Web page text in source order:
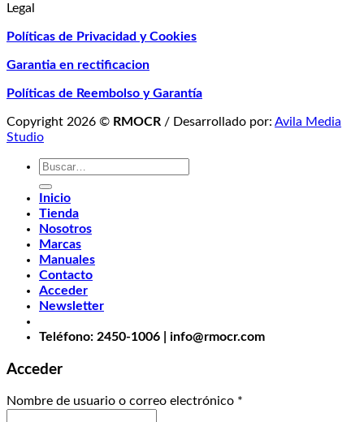
Legal
Políticas de Privacidad y Cookies
Garantia en rectificacion
Políticas de Reembolso y Garantía
Copyright 2026 © RMOCR / Desarrollado por: Avila Media
Studio
Buscar
Inicio
Tienda
Nosotros
Marcas
Manuales
Contacto
Acceder
Newsletter
Teléfono: 2450-1006 | info@rmocr.com
Acceder
Nombre de usuario o correo electrónico *